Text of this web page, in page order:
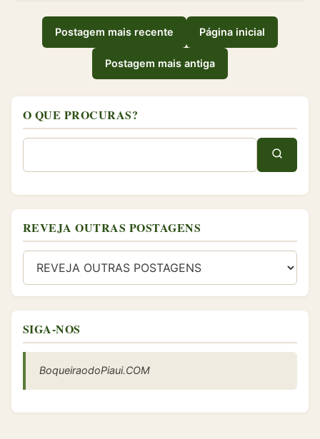
Postagem mais recente Página inicial
Postagem mais antiga
O QUE PROCURAS?
REVEJA OUTRAS POSTAGENS
SIGA-NOS
BoqueiraodoPiaui.COM